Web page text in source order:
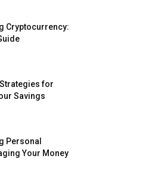
Cryptocurrency:
for
Savings
Personal
Your Money